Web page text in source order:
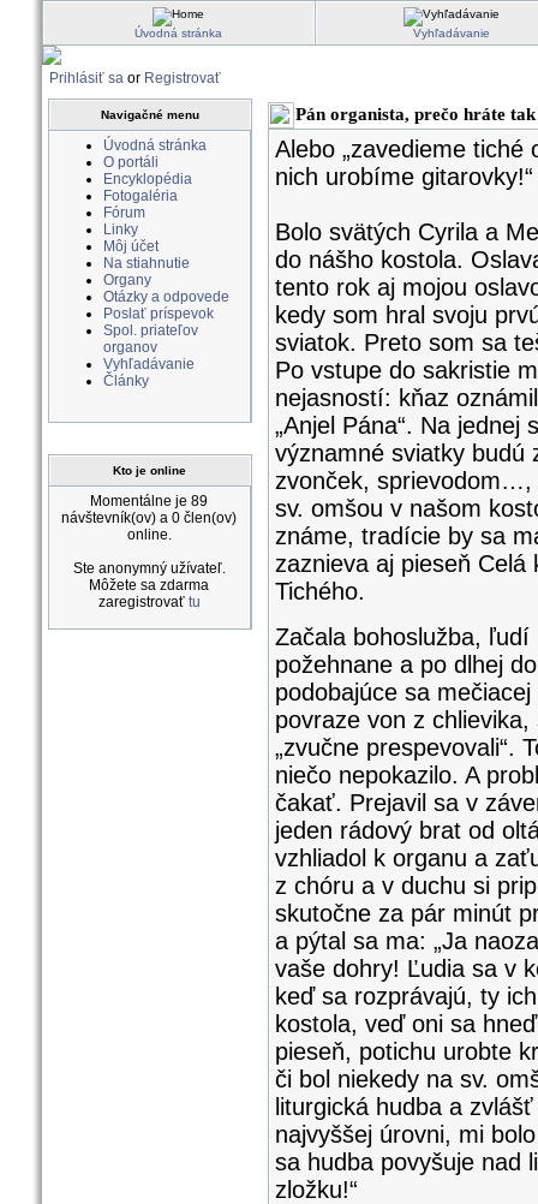
Úvodná stránka Vyhľadávanie
Prihlásiť saor Registrovať
Navigačné menu
Úvodná stránka
O portáli
Encyklopédia
Fotogaléria
Fórum
Linky
Môj účet
Na stiahnutie
Organy
Otázky a odpovede
Poslať príspevok
Spol. priateľov
organov
Vyhľadávanie
Články
Kto je online
Momentálne je 89
návštevník(ov) a 0 člen(ov)
online.
Ste anonymný užívateľ.
Môžete sa zdarma
zaregistrovať tu
Pán organista, prečo hráte tak
Alebo „zavedieme tiché
nich urobíme gitarovky!“
Bolo svätých Cyrila a
do nášho kostola.
tento rok aj mojou
kedy som hral svoju
sviatok. Preto som sa
Po vstupe do sakristie
nejasností: kňaz
„Anjel Pána“. Na jednej
významné sviatky budú
zvonček, sprievodom…,
sv. omšou v našom
známe, tradície by sa
zaznieva aj pieseň
Tichého.
Začala bohoslužba,
požehnane a po dlhej
podobajúce sa
povraze von z
„zvučne prespevovali“.
niečo nepokazilo. A
čakať. Prejavil sa v
jeden rádový brat od
vzhliadol k organu a
z chóru a v duchu si
skutočne za pár minút
a pýtal sa ma: „Ja
vaše dohry! Ľudia sa v
keď sa rozprávajú, ty
kostola, veď oni sa
pieseň, potichu urobte
či bol niekedy na sv.
liturgická hudba a
najvyššej úrovni, mi
sa hudba povyšuje nad
zložku!“